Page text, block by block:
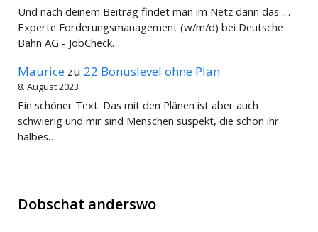
Und nach deinem Beitrag findet man im Netz dann das ....
Experte Forderungsmanagement (w/m/d) bei Deutsche
Bahn AG - JobCheck…
Maurice zu 22 Bonuslevel ohne Plan
8. August 2023
Ein schöner Text. Das mit den Plänen ist aber auch
schwierig und mir sind Menschen suspekt, die schon ihr
halbes…
Dobschat anderswo